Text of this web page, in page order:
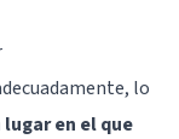
lo
lugar en el que